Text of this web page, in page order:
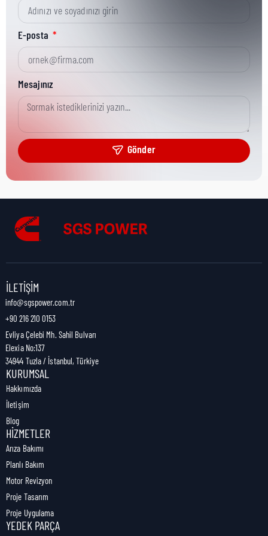
Kısa Parça No:
Ürün Grubu:
Ürün Kategorisi:
Nakliye Yüksekliği:
Nakliye Uzunluğu:
Nakliye Ağırlığı:
E-posta
Mesajınız
Gönder
İLETIŞIM
info@sgspower.com.tr
+90 216 210 0153
Evliya Çelebi Mh. Sahil Bulvarı
Elexia No:137
34944 Tuzla / İstanbul, Türkiye
KURUMSAL
Hakkımızda
İletişim
Blog
HIZMETLER
Arıza Bakımı
Planlı Bakım
Motor Revizyon
Proje Tasarım
Proje Uygulama
YEDEK PARÇA